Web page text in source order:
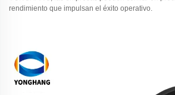
rendimiento que impulsan el éxito operativo.